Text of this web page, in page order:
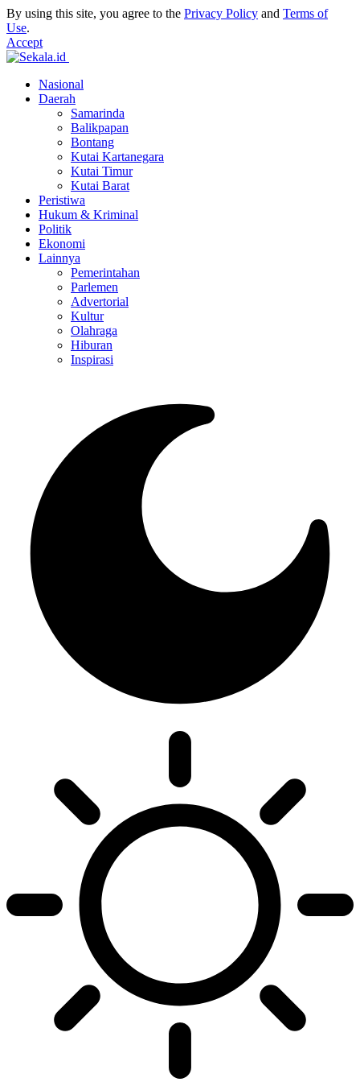
By using this site, you agree to the Privacy Policy and Terms of
Use.
Accept
Nasional
Daerah
Samarinda
Balikpapan
Bontang
Kutai Kartanegara
Kutai Timur
Kutai Barat
Peristiwa
Hukum & Kriminal
Politik
Ekonomi
Lainnya
Pemerintahan
Parlemen
Advertorial
Kultur
Olahraga
Hiburan
Inspirasi